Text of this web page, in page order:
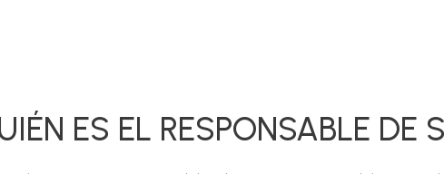
ES EL RESPONSABLE DE